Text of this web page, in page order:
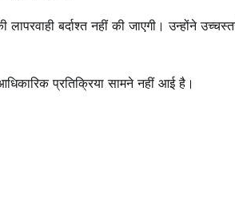
बर्दाश्त नहीं की जाएगी। उन्होंने
प्रतिक्रिया सामने नहीं आई है।